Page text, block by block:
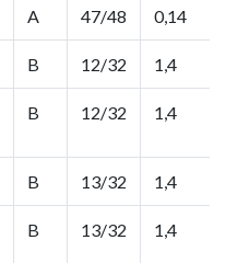
A 47/48 0,14
B 12/32 1,4
B 12/32 1,4
B 13/32 1,4
B 13/32 1,4